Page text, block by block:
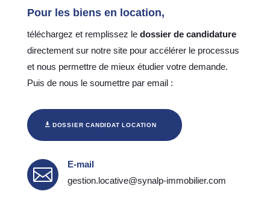
Pour les biens en location,
téléchargez et remplissez le dossier de candidature
directement sur notre site pour accélérer le processus
et nous permettre de mieux étudier votre demande.
Puis de nous le soumettre par email :
DOSSIER CANDIDAT LOCATION

E-mail
gestion.locative@synalp-immobilier.com